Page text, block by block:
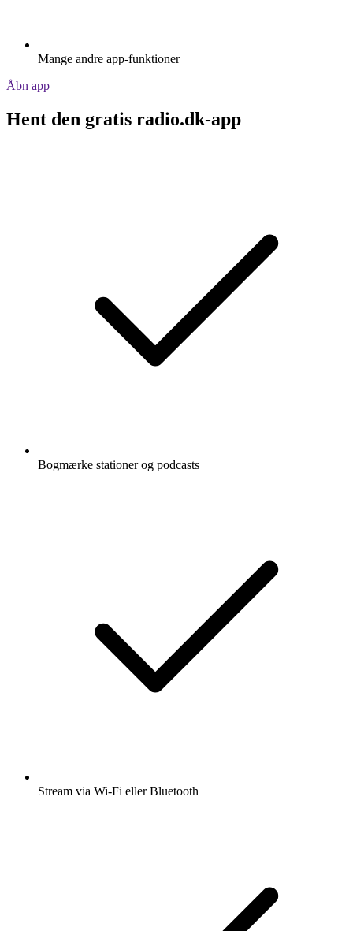
Mange andre app-funktioner
Åbn app
Hent den gratis radio.dk-app
Bogmærke stationer og podcasts
Stream via Wi-Fi eller Bluetooth